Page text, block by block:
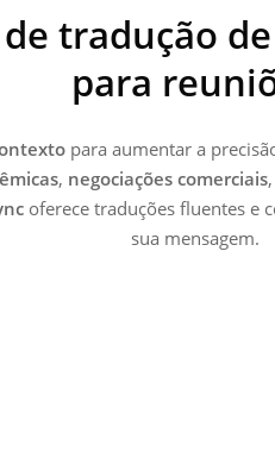
tradução
para
para aumentar a
, negociações comerciais
oferece traduções fluentes e
sua mensagem.